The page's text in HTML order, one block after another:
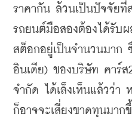
ราคากัน ล้วนเป็นปัจจัยที่
รถยนต์มือสองต้องได้รับผ
สต็อกอยู่เป็นจำนวนมาก
อินเดีย) ของบริษัท คาร์ส
จำกัด ได้เล็งเห็นแล้วว่า
ก็อาจจะเสี่ยงขาดทุนมาก